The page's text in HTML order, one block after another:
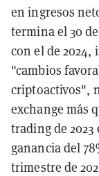
en ingresos
termina el 30
con el de 2024,
"cambios
criptoactivos",
exchange más
trading de
ganancia del
trimestre de